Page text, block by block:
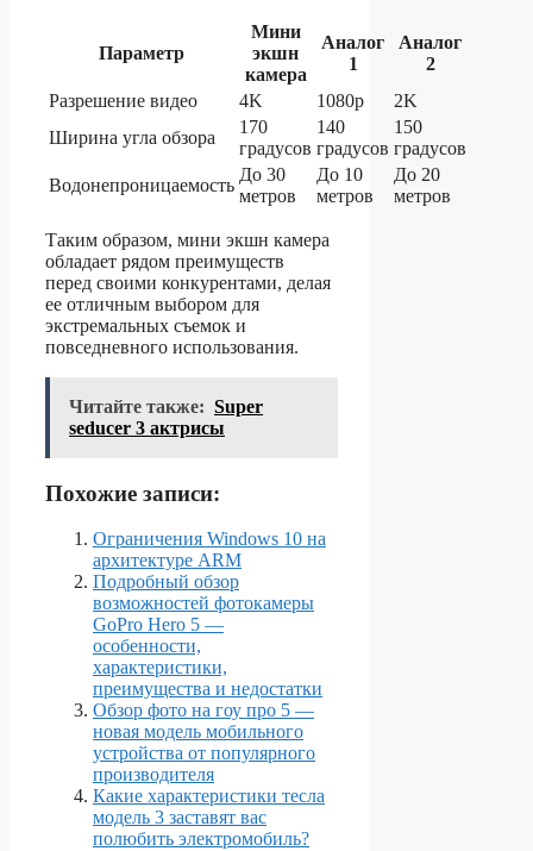
Параметр
Мини
экшн
камера
Аналог
1
Аналог
2
Разрешение видео
4K 1080p
2K
Ширина угла обзора
170
градусов
140
градусов
150
градусов
Водонепроницаемость
До 30
метров
До 10
метров
До 20
метров
Таким образом, мини экшн камера
обладает рядом преимуществ
перед своими конкурентами, делая
ее отличным выбором для
экстремальных съемок и
повседневного использования.
Читайте также: Super
seducer 3 актрисы
Похожие записи:
Ограничения Windows 10 на
архитектуре ARM
Подробный обзор
возможностей фотокамеры
GoPro Hero 5 —
особенности,
характеристики,
преимущества и недостатки
Обзор фото на гоу про 5 —
новая модель мобильного
устройства от популярного
производителя
Какие характеристики тесла
модель 3 заставят вас
полюбить электромобиль?